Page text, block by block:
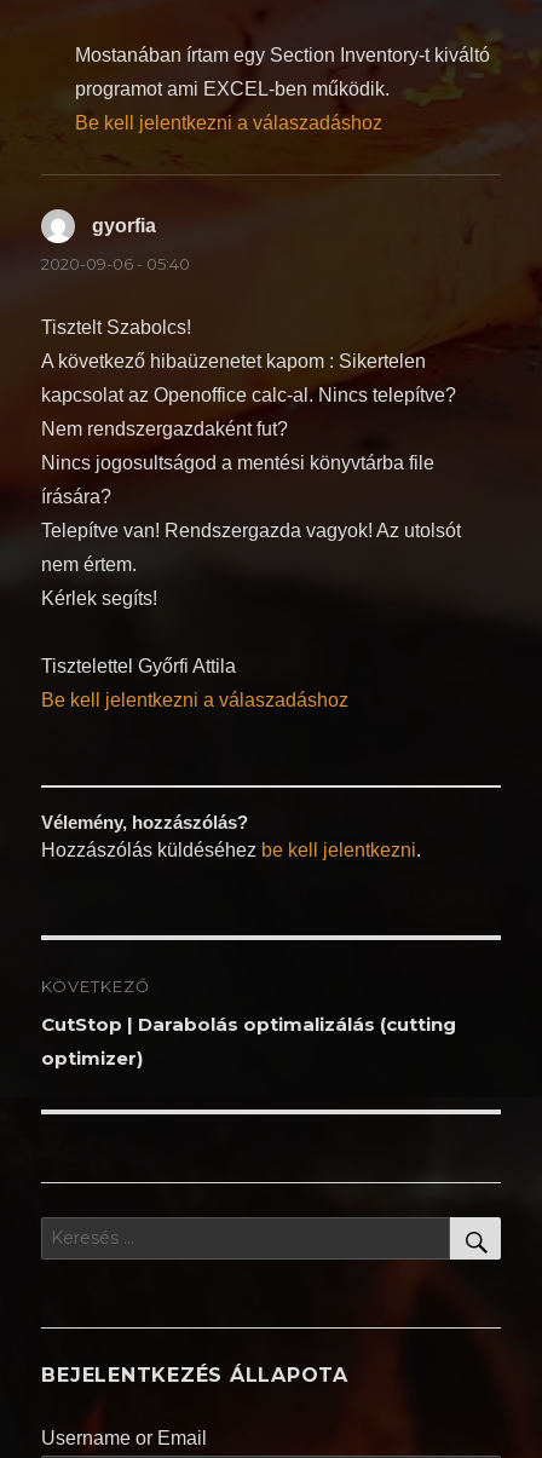
Mostanában írtam egy Section Inventory-t kiváltó
programot ami EXCEL-ben működik.
Be kell jelentkezni a válaszadáshoz
gyorfia
2020-09-06 - 05:40
Tisztelt Szabolcs!
A következő hibaüzenetet kapom : Sikertelen
kapcsolat az Openoffice calc-al. Nincs telepítve?
Nem rendszergazdaként fut?
Nincs jogosultságod a mentési könyvtárba file
írására?
Telepítve van! Rendszergazda vagyok! Az utolsót
nem értem.
Kérlek segíts!
Tisztelettel Győrfi Attila
Be kell jelentkezni a válaszadáshoz
Vélemény, hozzászólás?
Hozzászólás küldéséhez be kell jelentkezni.
navigáció
KÖVETKEZŐ
Következő
bejegyzés:
CutStop | Darabolás optimalizálás (cutting
optimizer)
Keresés
a
kifejezésre:
BEJELENTKEZÉS ÁLLAPOTA
Username or Email